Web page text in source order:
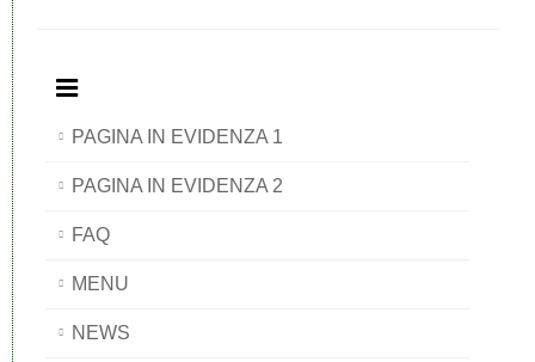
PAGINA IN EVIDENZA 1
PAGINA IN EVIDENZA 2
FAQ
MENU
NEWS